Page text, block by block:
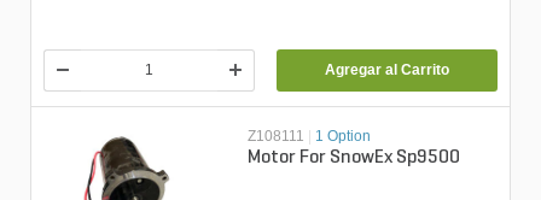
Agregar al Carrito
Z108111 1 Option
Motor For SnowEx Sp9500